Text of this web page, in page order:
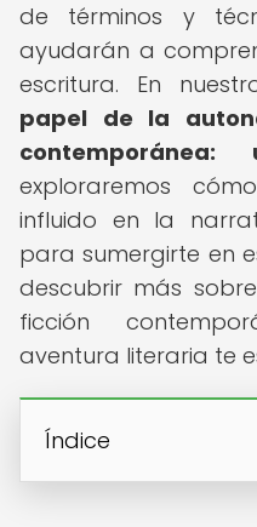
de términos y
ayudarán a
escritura. En
papel de la
exploraremos
influido en la
para sumergirte en
descubrir más
ficción
aventura literaria te
Índice